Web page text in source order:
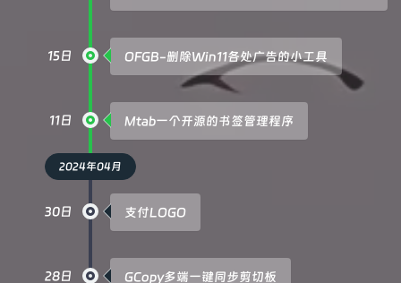
15日 OFGB-删除Win11各处广告的小工具
11日 Mtab一个开源的书签管理程序
2024年04月
30日 支付LOGO
28日 GCopy多端一键同步剪切板